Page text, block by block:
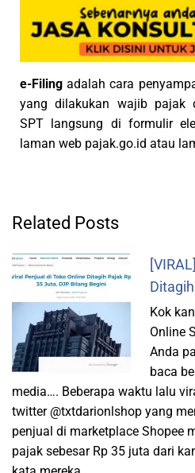
e-Filing adalah cara
yang dilakukan wajib pajak
SPT langsung di formulir
laman web pajak.go.id atau
Related Posts
Kok
Online
Anda
baca
media…. Beberapa waktu lalu
twitter @txtdarionlshop yang
penjual di marketplace Shopee
pajak sebesar Rp 35 juta dari